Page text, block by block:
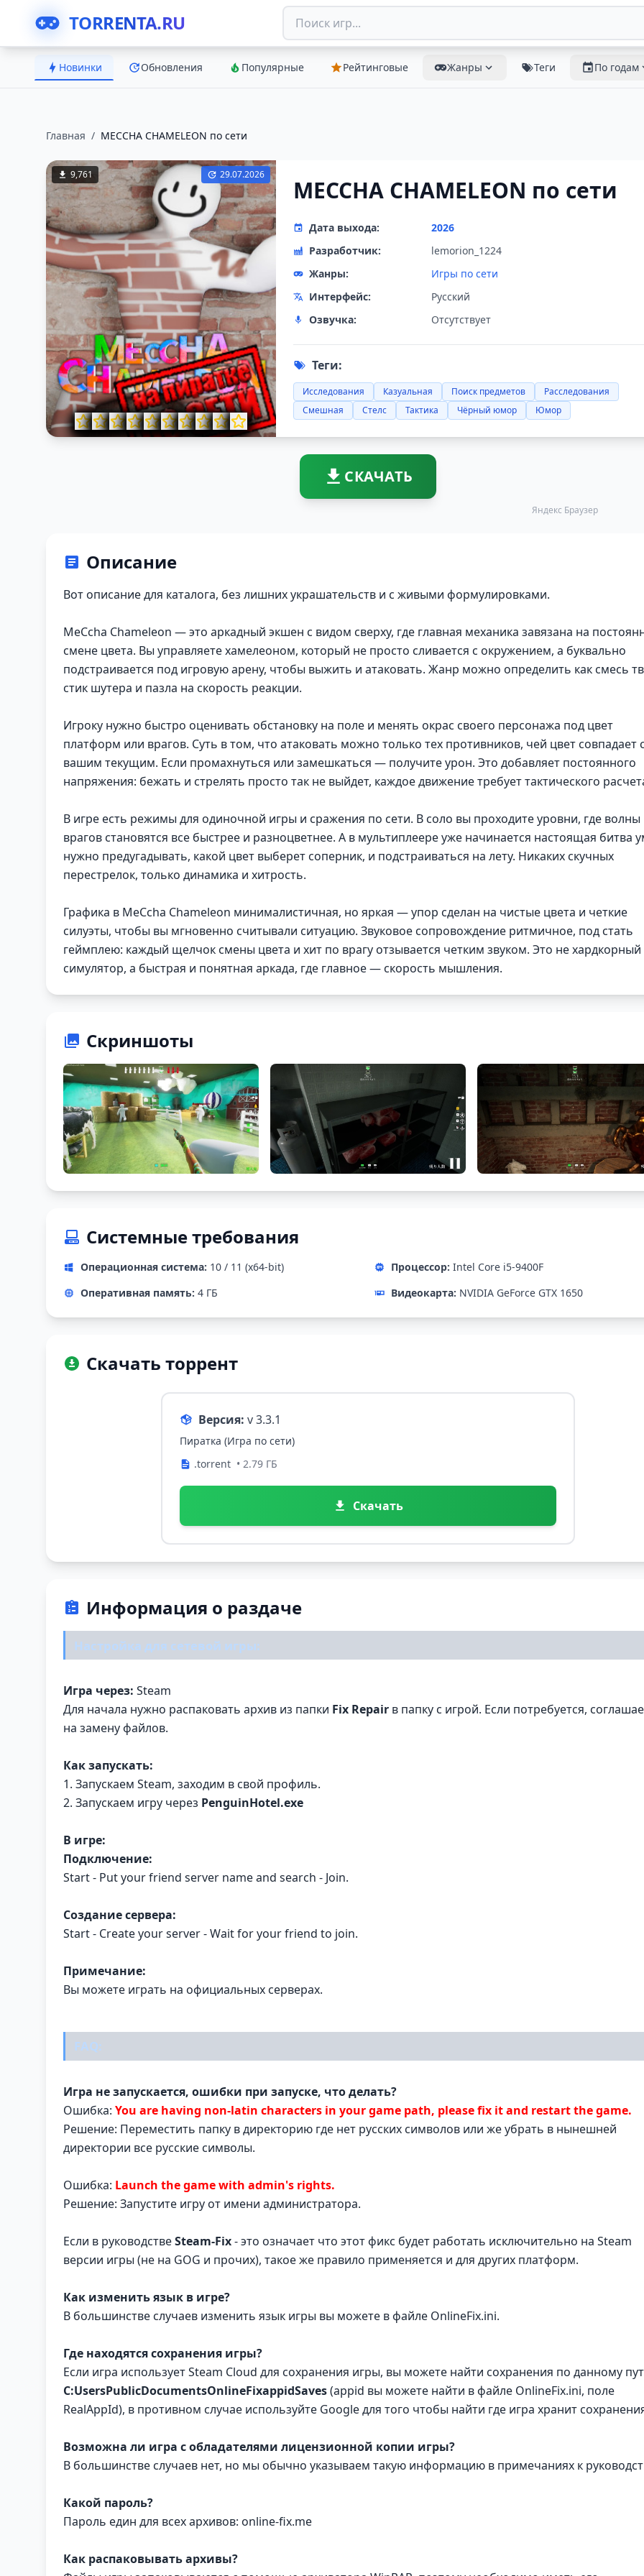
TORRENTA.RU
Новинки Обновления Популярные Рейтинговые Жанры Теги По годам
Главная / MECCHA CHAMELEON по сети
9,761 29.07.2026
MECCHA CHAMELEON по сети
Дата выхода:
2026
Разработчик:
lemorion_1224
Жанры:
Игры по сети
Интерфейс:
Русский
Озвучка:
Отсутствует
Теги:
Исследования Казуальная Поиск предметов
Расследования
Смешная
Стелс Тактика Чёрный юмор Юмор
СКАЧАТЬ
Яндекс Браузер
Описание
Вот описание для каталога, без лишних украшательств и с живыми формулировками.
MeCcha Chameleon — это аркадный экшен с видом сверху, где главная механика завязана на
смене цвета. Вы управляете хамелеоном, который не просто сливается с окружением, а буквально
подстраивается под игровую арену, чтобы выжить и атаковать. Жанр можно определить как смесь
стик шутера и пазла на скорость реакции.
Игроку нужно быстро оценивать обстановку на поле и менять окрас своего персонажа под цвет
платформ или врагов. Суть в том, что атаковать можно только тех противников, чей цвет совпадает
вашим текущим. Если промахнуться или замешкаться — получите урон. Это добавляет постоянного
напряжения: бежать и стрелять просто так не выйдет, каждое движение требует тактического
В игре есть режимы для одиночной игры и сражения по сети. В соло вы проходите уровни, где волны
врагов становятся все быстрее и разноцветнее. А в мультиплеере уже начинается настоящая битва
нужно предугадывать, какой цвет выберет соперник, и подстраиваться на лету. Никаких скучных
перестрелок, только динамика и хитрость.
Графика в MeCcha Chameleon минималистичная, но яркая — упор сделан на чистые цвета и четкие
силуэты, чтобы вы мгновенно считывали ситуацию. Звуковое сопровождение ритмичное, под стать
геймплею: каждый щелчок смены цвета и хит по врагу отзывается четким звуком. Это не хардкорный
симулятор, а быстрая и понятная аркада, где главное — скорость мышления.
Скриншоты
Системные требования
Операционная система: 10 / 11 (x64-bit) Процессор: Intel Core i5-9400F
Оперативная память: 4 ГБ Видеокарта: NVIDIA GeForce GTX 1650
Скачать торрент
Версия: v 3.3.1
Пиратка (Игра по сети)
.torrent • 2.79 ГБ
Скачать
Информация о раздаче
Настройка для сетевой игры:
Игра через: Steam
Для начала нужно распаковать архив из папки Fix Repair в папку с игрой. Если потребуется,
на замену файлов.
Как запускать:
1. Запускаем Steam, заходим в свой профиль.
2. Запускаем игру через PenguinHotel.exe
В игре:
Подключение:
Start - Put your friend server name and search - Join.
Создание сервера:
Start - Create your server - Wait for your friend to join.
Примечание:
Вы можете играть на официальных серверах.
FAQ:
Игра не запускается, ошибки при запуске, что делать?
Ошибка: You are having non-latin characters in your game path, please fix it and restart the game.
Решение: Переместить папку в директорию где нет русских символов или же убрать в нынешней
директории все русские символы.
Ошибка: Launch the game with admin's rights.
Решение: Запустите игру от имени администратора.
Если в руководствеSteam-Fix- это означает что этот фикс будет работать исключительно на Steam
версии игры (не на GOG и прочих), такое же правило применяется и для других платформ.
Как изменить язык в игре?
В большинстве случаев изменить язык игры вы можете в файле OnlineFix.ini.
Где находятся сохранения игры?
Если игра использует Steam Cloud для сохранения игры, вы можете найти сохранения по данному
C:UsersPublicDocumentsOnlineFixappidSaves(appid вы можете найти в файле OnlineFix.ini, поле
RealAppId), в противном случае используйте Google для того чтобы найти где игра хранит
Возможна ли игра с обладателями лицензионной копии игры?
В большинстве случаев нет, но мы обычно указываем такую информацию в примечаниях к
Какой пароль?
Пароль един для всех архивов: online-fix.me
Как распаковывать архивы?